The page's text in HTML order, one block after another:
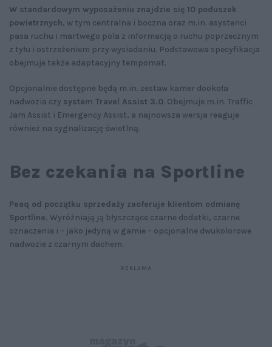
W standardowym wyposażeniu znajdzie się 10 poduszek
powietrznych, w tym centralna i boczna oraz m.in. asystenci
pasa ruchu i martwego pola z informacją o ruchu poprzecznym
z tyłu i ostrzeżeniem przy wysiadaniu. Podstawowa specyfikacja
obejmuje także adaptacyjny tempomat.
Opcjonalnie dostępne będą m.in. zestaw kamer dookoła
nadwozia czy system Travel Assist 3.0. Obejmuje m.in. Traffic
Jam Assist i Emergency Assist, a najnowsza wersja reaguje
również na sygnalizację świetlną.
Bez czekania na Sportline
Peaq od początku sprzedaży zaoferuje klientom odmianę
Sportline. Wyróżniają ją błyszczące czarne dodatki, czarne
oznaczenia i – jako jedyną w gamie – opcjonalne dwukolorowe
nadwozie z czarnym dachem.